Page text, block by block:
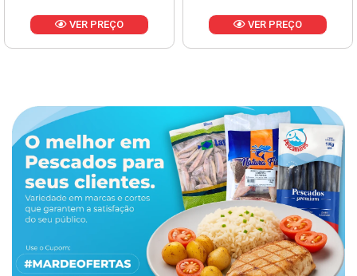
VER PREÇO VER PREÇO